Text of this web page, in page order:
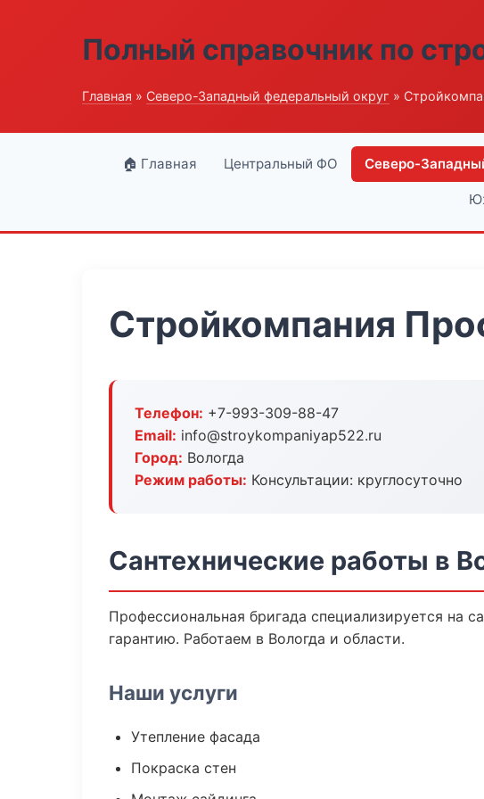
Полный справочник по
Главная » Северо-Западный федеральный округ »
🏠 Главная Центральный ФО Северо-
Стройкомпания
Телефон: +7-993-309-88-47
Email: info@stroykompaniyap522.ru
Город: Вологда
Режим работы: Консультации: круглосуточно
Сантехнические работы в
Профессиональная бригада специализируется на
гарантию. Работаем в Вологда и области.
Наши услуги
Утепление фасада
Покраска стен